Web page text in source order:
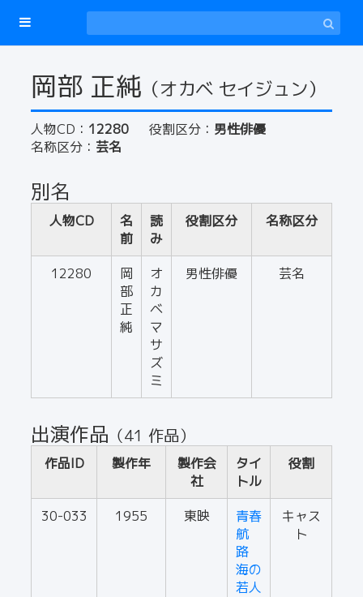
岡部 正純 （オカベ セイジュン）
人物CD： 12280 役割区分： 男性俳優
名称区分： 芸名
別名
人物CD
名
前
読
み
役割区分 名称区分
12280
岡
部
正
純
オ
カ
ベ
マ
サ
ズ
ミ
男性俳優 芸名
出演作品 （41 作品）
作品ID 製作年
製作会
社
タイ
トル
役割
30-033 1955 東映
青春
航
路
海の
若人
キャス
ト